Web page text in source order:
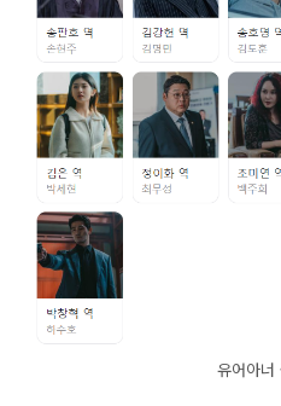
유어아너